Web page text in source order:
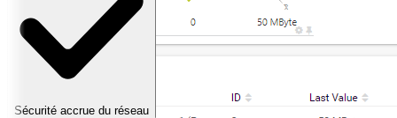
Sécurité accrue du réseau